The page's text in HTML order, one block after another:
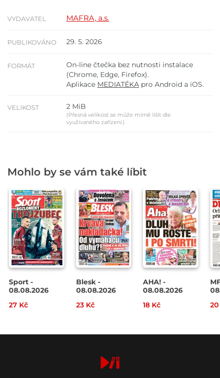
VYDAVATEL MAFRA, a.s.
PUBLIKOVÁNO 29. 5. 2026
FORMÁT
On-line čtečka bez nutnosti instalace
(Chrome, Edge, Firefox).
Aplikace MEDIATÉKA pro Android a iOS.
VELIKOST 2 MiB
(Přesná velikost se může mírně lišit dle
využívaného zařízení.)
Mohlo by se vám také líbit
Sport -
08.08.2026
27 Kč
Blesk -
08.08.2026
23 Kč
AHA! -
08.08.2026
18 Kč
20